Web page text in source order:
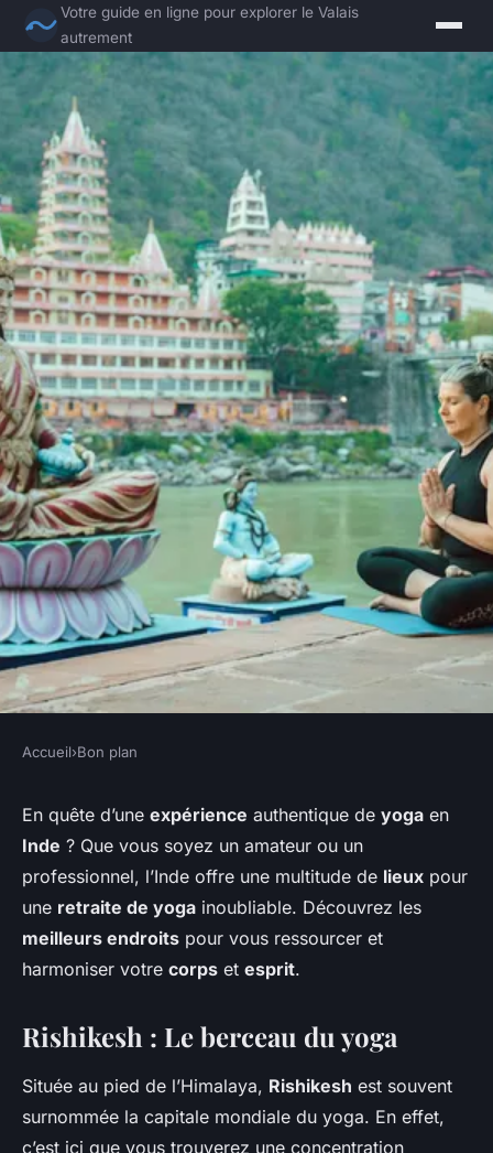
Votre guide en ligne pour explorer le Valais
autrement
BON PLAN
Quels sont les meilleurs
endroits pour une retraite de
yoga en Inde?
Mathis•20 août 2024 •4 min de lecture
Accueil›Bon plan
En quête d’une expérience authentique de yoga en
Inde ? Que vous soyez un amateur ou un
professionnel, l’Inde offre une multitude de lieux pour
une retraite de yoga inoubliable. Découvrez les
meilleurs endroits pour vous ressourcer et
harmoniser votre corps et esprit.
Rishikesh : Le berceau du yoga
Située au pied de l’Himalaya, Rishikesh est souvent
surnommée la capitale mondiale du yoga. En effet,
c’est ici que vous trouverez une concentration